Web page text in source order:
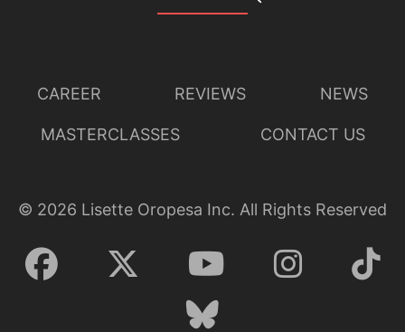
CAREER REVIEWS NEWS
MASTERCLASSES CONTACT US
© 2026 Lisette Oropesa Inc. All Rights Reserved